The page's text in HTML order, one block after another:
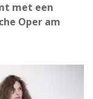
met een
Oper am